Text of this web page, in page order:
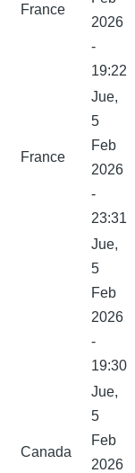
France
2026
-
19:22
France
Jue,
5
Feb
2026
-
23:31
Jue,
5
Feb
2026
-
19:30
Canada
Jue,
5
Feb
2026